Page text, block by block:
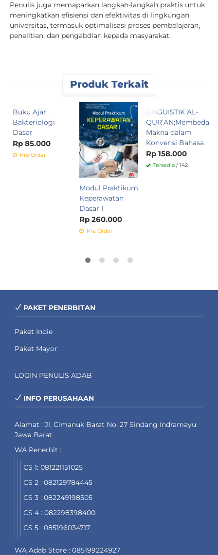
Penulis juga memaparkan langkah-langkah praktis untuk
meningkatkan efisiensi dan efektivitas di lingkungan
universitas, termasuk optimalisasi proses pembelajaran,
penelitian, dan pengabdian kepada masyarakat.
Produk Terkait
Buku Ajar:
Bakteriologi
Dasar
Rp 85.000
Pre Order
Modul Praktikum
Keperawatan
Dasar I
Rp 260.000
Pre Order
LINGUISTIK AL-
QUR’AN;Membedah
Makna dalam
Konvensi Bahasa
Rp 158.000
Tersedia / 142
PAKET PENERBITAN
Paket Indie
Paket Mayor
LOGIN PENULIS ADAB
INFO PERUSAHAAN
Alamat : Jl. Cimanuk Barat No. 27 Sindang Indramayu
Jawa Barat
WA Penerbit :
CS 1: 081221151025
CS 2 : 082129784445
CS 3 : 082249198505
CS 4 : 082298398400
CS 5 : 085196034717
WA Adab Store : 085199224927